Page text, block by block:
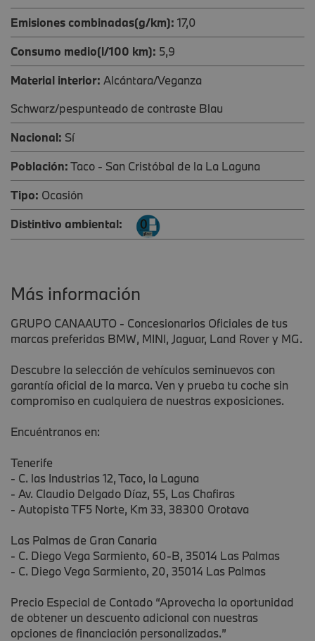
Emisiones combinadas(g/km): 17,0
Consumo medio(l/100 km): 5,9
Material interior: Alcántara/Veganza
Schwarz/pespunteado de contraste Blau
Nacional: Sí
Población:Taco - San Cristóbal de la La Laguna
Tipo: Ocasión
Distintivo ambiental:
Más información
GRUPO CANAAUTO - Concesionarios Oficiales de tus
marcas preferidas BMW, MINI, Jaguar, Land Rover y MG.
Descubre la selección de vehículos seminuevos con
garantía oficial de la marca. Ven y prueba tu coche sin
compromiso en cualquiera de nuestras exposiciones.
Encuéntranos en:
Tenerife
- C. las Industrias 12, Taco, la Laguna
- Av. Claudio Delgado Díaz, 55, Las Chafiras
- Autopista TF5 Norte, Km 33, 38300 Orotava
Las Palmas de Gran Canaria
- C. Diego Vega Sarmiento, 60-B, 35014 Las Palmas
- C. Diego Vega Sarmiento, 20, 35014 Las Palmas
Precio Especial de Contado “Aprovecha la oportunidad
de obtener un descuento adicional con nuestras
opciones de financiación personalizadas.”